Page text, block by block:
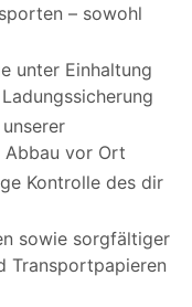
– sowohl
unter Einhaltung
Abbau vor Ort
Kontrolle des dir
sowie sorgfältiger
Transportpapieren